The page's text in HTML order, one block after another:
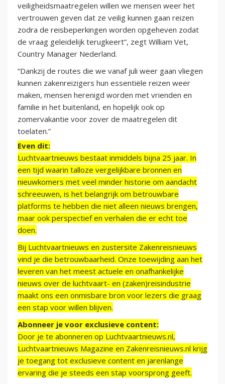
veiligheidsmaatregelen willen we mensen weer het
vertrouwen geven dat ze veilig kunnen gaan reizen
zodra de reisbeperkingen worden opgeheven zodat
de vraag geleidelijk terugkeert”, zegt William Vet,
Country Manager Nederland.
“Dankzij de routes die we vanaf juli weer gaan vliegen
kunnen zakenreizigers hun essentiële reizen weer
maken, mensen herenigd worden met vrienden en
familie in het buitenland, en hopelijk ook op
zomervakantie voor zover de maatregelen dit
toelaten.”
Even dit:
Luchtvaartnieuws bestaat inmiddels bijna 25 jaar. In
een tijd waarin talloze vergelijkbare bronnen en
nieuwkomers met veel minder historie om aandacht
schreeuwen, is het belangrijk om betrouwbare
platforms te hebben die niet alleen nieuws brengen,
maar ook perspectief en verhalen die er echt toe
doen.
Bij Luchtvaartnieuws en zustersite Zakenreisnieuws
vind je die betrouwbaarheid. Onze toewijding aan het
leveren van het meest actuele en onafhankelijke
nieuws over de luchtvaart- en (zaken)reisindustrie
maakt ons een onmisbare bron voor lezers die graag
een stap voor willen blijven.
Abonneer je voor exclusieve content:
Door je te abonneren op Luchtvaartnieuws.nl,
Luchtvaartnieuws Magazine en Zakenreisnieuws.nl krijg
je toegang tot exclusieve content en jarenlange
ervaring die je steeds een stap voorsprong geeft.